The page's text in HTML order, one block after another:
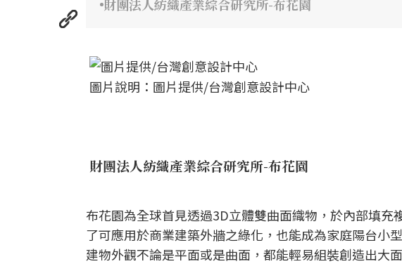
財團法人紡織產業綜合研究所-布花園
圖片說明：圖片提供/台灣創意設計中心
財團法人紡織產業綜合研究所-布花園
布花園為全球首見透過3D立體雙曲面織物，於內部填
了可應用於商業建築外牆之綠化，也能成為家庭陽台小
建物外觀不論是平面或是曲面，都能輕易組裝創造出大